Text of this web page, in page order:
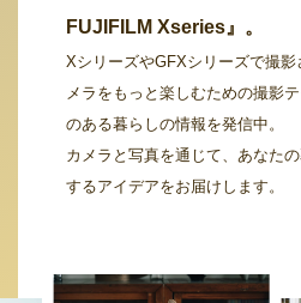
FUJIFILM Xseries』。
XシリーズやGFXシリーズで撮
メラをもっと楽しむための撮影
のある暮らしの情報を発信中。
カメラと写真を通じて、あなた
するアイデアをお届けします。